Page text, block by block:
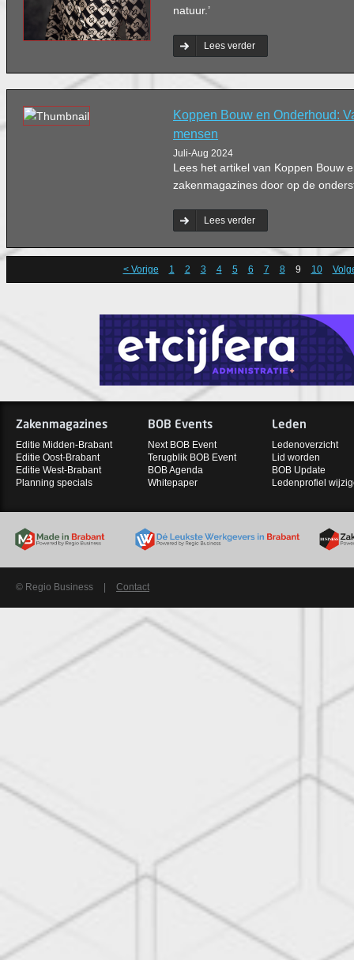
natuur.’
Lees verder
Koppen Bouw en Onderhoud:
mensen
Juli-Aug 2024
Lees het artikel van Koppen Bouw
zakenmagazines door op de
Lees verder
< Vorige 1 2 3 4 5 6 7 8 9 10
Zakenmagazines
Editie Midden-Brabant
Editie Oost-Brabant
Editie West-Brabant
Planning specials
BOB Events
Next BOB Event
Terugblik BOB Event
BOB Agenda
Whitepaper
Leden
Ledenoverzicht
Lid worden
BOB Update
Ledenprofiel
© Regio Business Contact